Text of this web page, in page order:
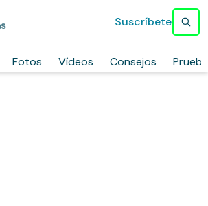
Fotos Vídeos Consejos
Suscríbete